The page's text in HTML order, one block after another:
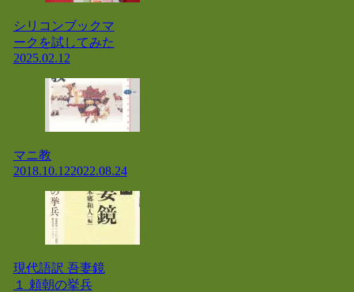
シリコンブックマ
ークを試してみた
2025.02.12
マニ教
2018.10.122022.08.24
現代語訳 吾妻鏡
１ 頼朝の挙兵